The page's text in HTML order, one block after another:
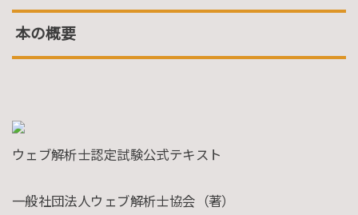
本の概要
ウェブ解析士認定試験公式テキスト
一般社団法人ウェブ解析士協会（著）